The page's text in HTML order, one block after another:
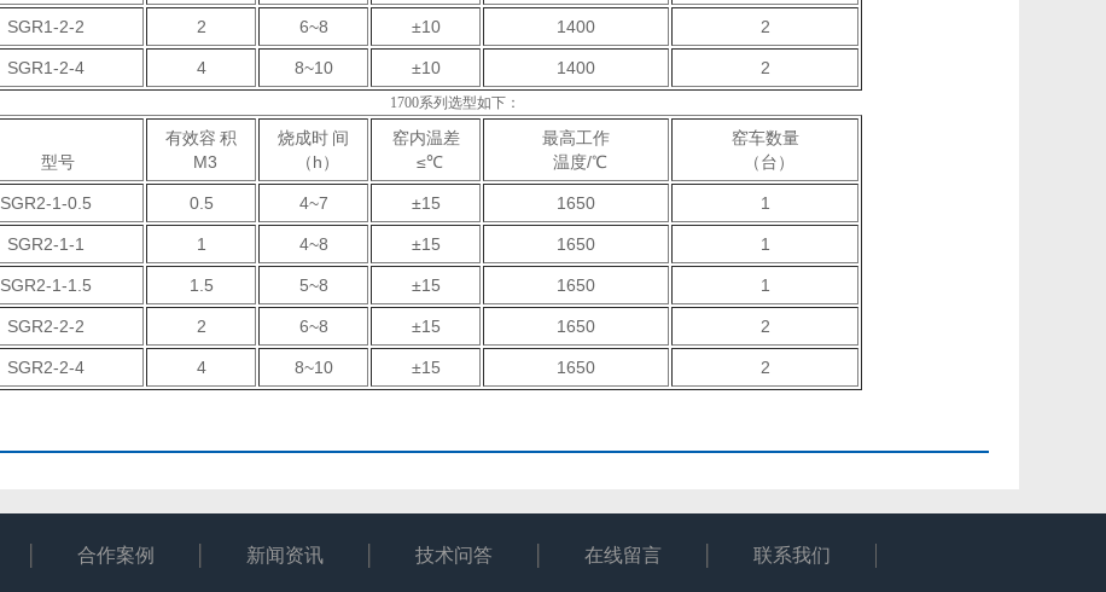
SGR1-2-2 2 6~8 ±10 1400 2
SGR1-2-4 4 8~10 ±10 1400 2
1700系列选型如下：
型号
有效容 积
M3
烧成时 间
（h）
窑内温差
≤℃
最高工作
温度/℃
窑车数量
（台）
SGR2-1-0.5 0.5 4~7 ±15 1650 1
SGR2-1-1 1 4~8 ±15 1650 1
SGR2-1-1.5 1.5 5~8 ±15 1650 1
SGR2-2-2 2 6~8 ±15 1650 2
SGR2-2-4 4 8~10 ±15 1650 2
合作案例 新闻资讯 技术问答 在线留言 联系我们